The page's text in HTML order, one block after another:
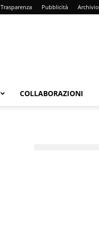
Trasparenza Pubblicità Archivio
COLLABORAZIONI